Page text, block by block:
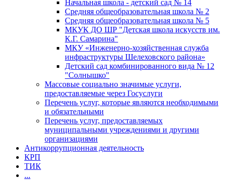
Начальная школа - детский сад № 14
Средняя общеобразовательная школа № 2
Средняя общеобразовательная школа № 5
МКУК ДО ШР "Детская школа искусств им.
К.Г. Самарина"
МКУ «Инженерно-хозяйственная служба
инфраструктуры Шелеховского района»
Детский сад комбинированного вида № 12
"Солнышко"
Массовые социально значимые услуги,
предоставляемые через Госуслуги
Перечень услуг, которые являются необходимыми
и обязательными
Перечень услуг, предоставляемых
муниципальными учреждениями и другими
организациями
Антикоррупционная деятельность
КРП
ТИК
...